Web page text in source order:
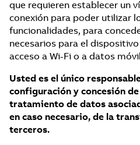
que requieren establecer un
conexión para poder utilizar
funcionalidades, para
necesarios para el
acceso a Wi-Fi o a datos
Usted es el único
configuración y concesión
tratamiento de datos
en caso necesario, de la
terceros.